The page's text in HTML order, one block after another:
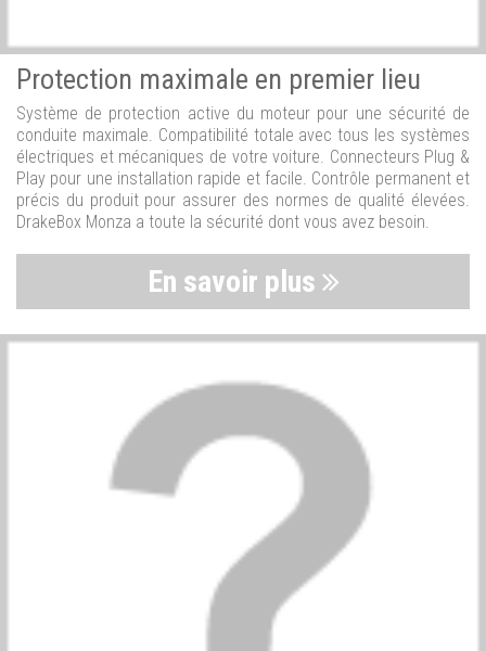
Protection maximale en premier lieu
Système de protection active du moteur pour une sécurité de
conduite maximale. Compatibilité totale avec tous les systèmes
électriques et mécaniques de votre voiture. Connecteurs Plug &
Play pour une installation rapide et facile. Contrôle permanent et
précis du produit pour assurer des normes de qualité élevées.
DrakeBox Monza a toute la sécurité dont vous avez besoin.
En savoir plus